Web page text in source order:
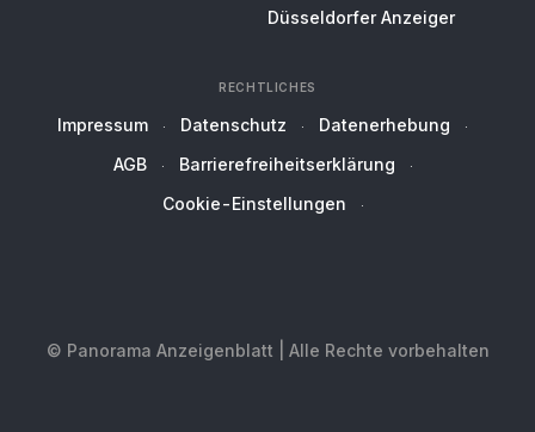
Düsseldorfer Anzeiger
RECHTLICHES
Impressum Datenschutz
Datenerhebung
AGB
Barrierefreiheitserklärung
Cookie-Einstellungen
© Panorama Anzeigenblatt | Alle Rechte vorbehalten